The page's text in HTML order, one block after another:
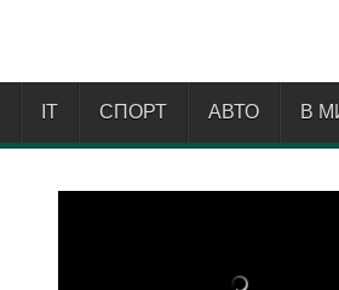
IT СПОРТ АВТО В